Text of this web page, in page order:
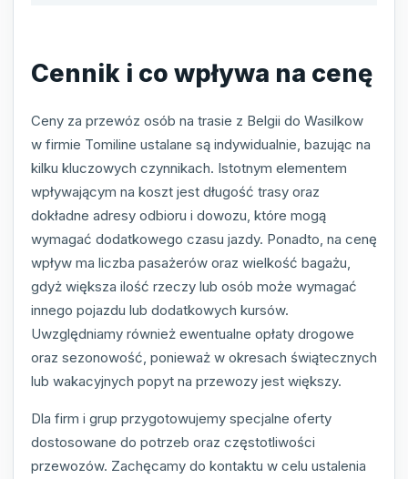
Cennik i co wpływa na cenę
Ceny za przewóz osób na trasie z Belgii do Wasilkow
w firmie Tomiline ustalane są indywidualnie, bazując na
kilku kluczowych czynnikach. Istotnym elementem
wpływającym na koszt jest długość trasy oraz
dokładne adresy odbioru i dowozu, które mogą
wymagać dodatkowego czasu jazdy. Ponadto, na cenę
wpływ ma liczba pasażerów oraz wielkość bagażu,
gdyż większa ilość rzeczy lub osób może wymagać
innego pojazdu lub dodatkowych kursów.
Uwzględniamy również ewentualne opłaty drogowe
oraz sezonowość, ponieważ w okresach świątecznych
lub wakacyjnych popyt na przewozy jest większy.
Dla firm i grup przygotowujemy specjalne oferty
dostosowane do potrzeb oraz częstotliwości
przewozów. Zachęcamy do kontaktu w celu ustalenia